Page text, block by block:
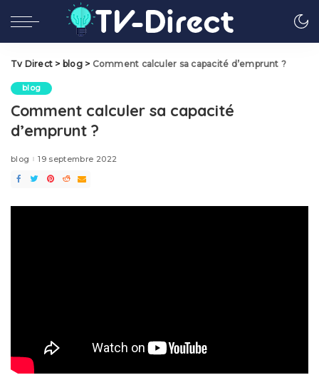
Tv Direct > blog> Comment calculer sa capacité d’emprunt ?
blog
Comment calculer sa capacité
d’emprunt ?
blog 19 septembre 2022